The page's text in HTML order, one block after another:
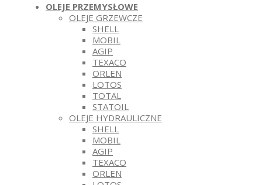
OLEJE PRZEMYSŁOWE
OLEJE GRZEWCZE
SHELL
MOBIL
AGIP
TEXACO
ORLEN
LOTOS
TOTAL
STATOIL
OLEJE HYDRAULICZNE
SHELL
MOBIL
AGIP
TEXACO
ORLEN